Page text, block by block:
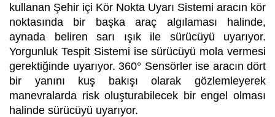
kullanan Şehir içi Kör Nokta Uyarı Sistemi aracın kör
noktasında bir başka araç algılaması halinde,
aynada beliren sarı ışık ile sürücüyü uyarıyor.
Yorgunluk Tespit Sistemi ise sürücüyü mola vermesi
gerektiğinde uyarıyor. 360° Sensörler ise aracın dört
bir yanını kuş bakışı olarak gözlemleyerek
manevralarda risk oluşturabilecek bir engel olması
halinde sürücüyü uyarıyor.